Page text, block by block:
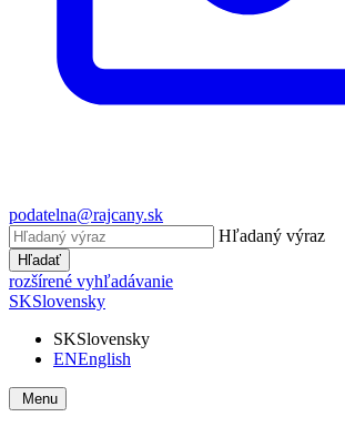
podatelna@rajcany.sk
Hľadaný výraz
Hľadať
rozšírené vyhľadávanie
SKSlovensky
SKSlovensky
ENEnglish
Menu